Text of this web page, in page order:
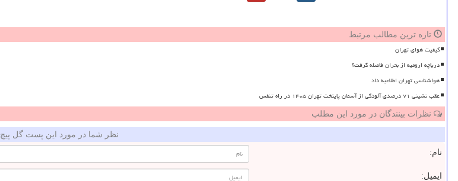
تازه ترین مطالب مرتبط
کیفیت هوای تهران
دریاچه ارومیه از بحران فاصله گرفت؟
هواشناسی تهران اطلاعیه داد
عقب نشینی ۷۱ درصدی آلودگی از آسمان پایتخت تهران ۱۴۰۵ در راه تنفس
نظرات بینندگان در مورد این مطلب
نظر شما در مورد این پست گل پیچ
نام:
ایمیل: